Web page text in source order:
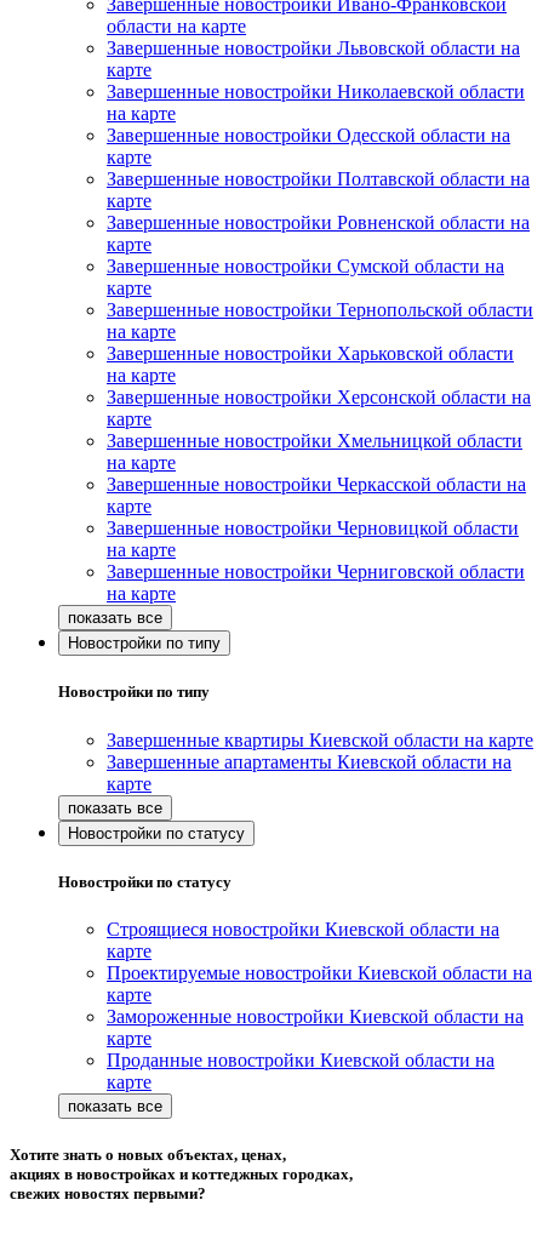
Завершенные новостройки Ивано-Франковской
области на карте
Завершенные новостройки Львовской области на
карте
Завершенные новостройки Николаевской области
на карте
Завершенные новостройки Одесской области на
карте
Завершенные новостройки Полтавской области на
карте
Завершенные новостройки Ровненской области на
карте
Завершенные новостройки Сумской области на
карте
Завершенные новостройки Тернопольской области
на карте
Завершенные новостройки Харьковской области
на карте
Завершенные новостройки Херсонской области на
карте
Завершенные новостройки Хмельницкой области
на карте
Завершенные новостройки Черкасской области на
карте
Завершенные новостройки Черновицкой области
на карте
Завершенные новостройки Черниговской области
на карте
Новостройки по типу
Новостройки по типу
Завершенные квартиры Киевской области на карте
Завершенные апартаменты Киевской области на
карте
Новостройки по статусу
Новостройки по статусу
Строящиеся новостройки Киевской области на
карте
Проектируемые новостройки Киевской области на
карте
Замороженные новостройки Киевской области на
карте
Проданные новостройки Киевской области на
карте
Хотите знать о новых объектах, ценах,
акциях в новостройках и коттеджных городках,
свежих новостях первыми?